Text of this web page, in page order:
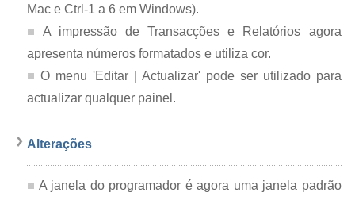
Mac e Ctrl-1 a 6 em Windows).
A impressão de Transacções e Relatórios agora
apresenta números formatados e utiliza cor.
O menu 'Editar | Actualizar' pode ser utilizado para
actualizar qualquer painel.
Alterações
A janela do programador é agora uma janela padrão